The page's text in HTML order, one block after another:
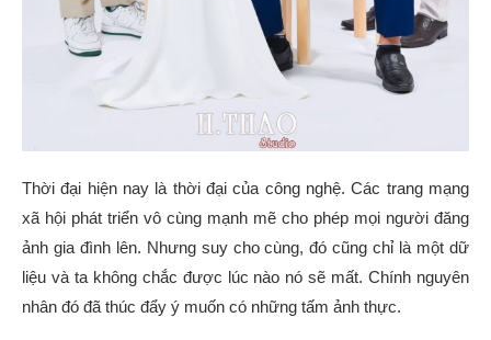
Thời đại hiện nay là thời đại của công nghệ. Các trang mạng
xã hội phát triển vô cùng mạnh mẽ cho phép mọi người đăng
ảnh gia đình lên. Nhưng suy cho cùng, đó cũng chỉ là một dữ
liệu và ta không chắc được lúc nào nó sẽ mất. Chính nguyên
nhân đó đã thúc đẩy ý muốn có những tấm ảnh thực.